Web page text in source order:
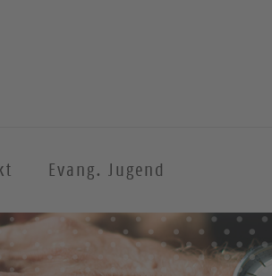
Evang. Jugend